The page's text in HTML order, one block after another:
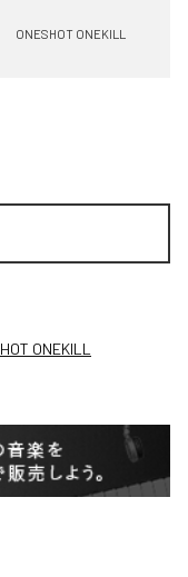
ONESHOT ONEKILL
ONEKILL